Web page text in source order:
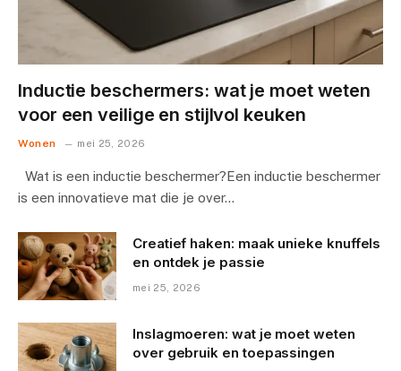
Inductie beschermers: wat je moet weten
voor een veilige en stijlvol keuken
Wonen mei 25, 2026
Wat is een inductie beschermer?Een inductie beschermer
is een innovatieve mat die je over…
Creatief haken: maak unieke knuffels
en ontdek je passie
mei 25, 2026
Inslagmoeren: wat je moet weten
over gebruik en toepassingen